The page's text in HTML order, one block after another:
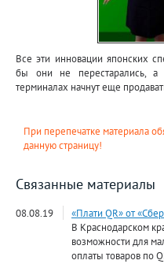
Все эти инновации японских
бы они не перестарались, а
терминалах начнут еще
При перепечатке материала
данную страницу!
Связанные материалы
08.08.19
«Плати QR» от
В Краснодарском
возможности для
оплаты товаров по